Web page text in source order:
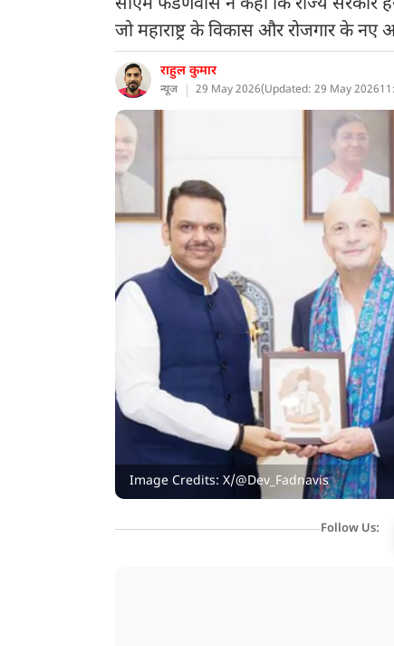
जो महाराष्ट्र के विकास और रोजगार के
राहुल कुमार
न्यूज 29 May 2026(Updated: 29 May 2026
Image Credits: X/@Dev_Fadnavis
Follow Us: